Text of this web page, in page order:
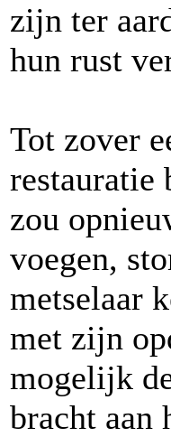
zijn ter
hun rust
Tot zover
restauratie
zou
voegen,
metselaar
met zijn
mogelijk
bracht aan